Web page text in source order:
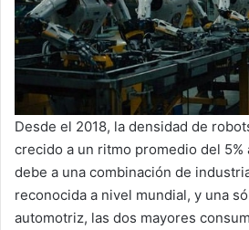
Desde el 2018, la densidad de
crecido a un ritmo promedio del 5%
debe a una combinación de
reconocida a nivel mundial, y una
automotriz, las dos mayores